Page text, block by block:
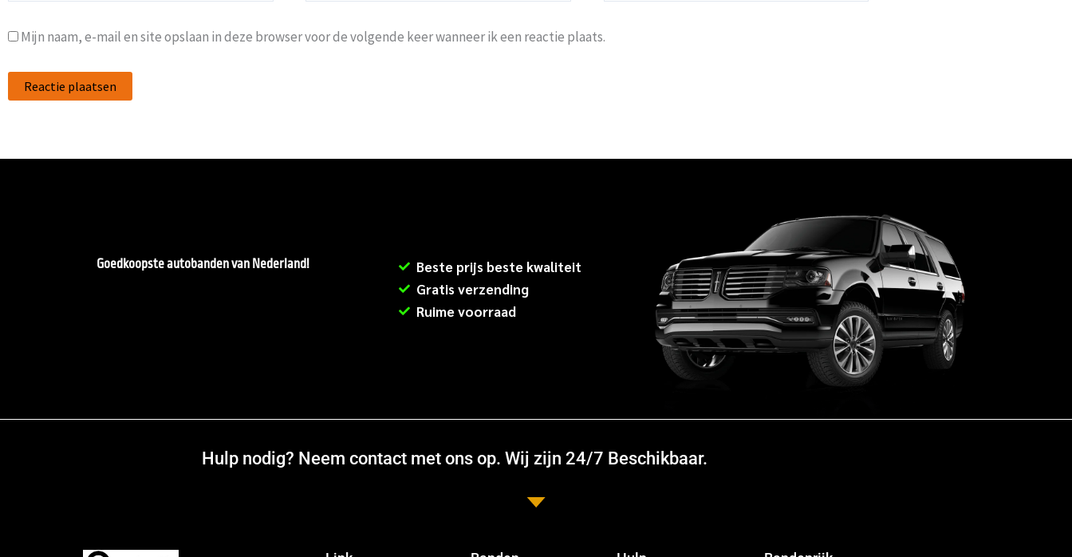
Mijn naam, e-mail en site opslaan in deze browser voor de volgende keer wanneer ik een reactie plaats.
Goedkoopste autobanden van Nederland!
Beste prijs beste kwaliteit
Gratis verzending
Ruime voorraad
Hulp nodig? Neem contact met ons op. Wij zijn 24/7 Beschikbaar.